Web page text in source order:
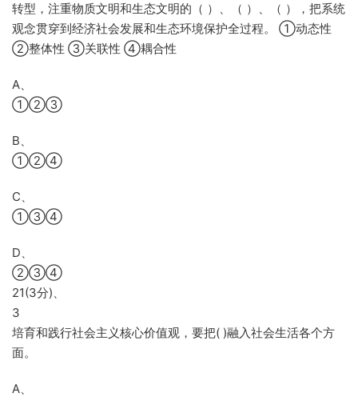
转型，注重物质文明和生态文明的（ ）、（ ）、（ ），把系统
观念贯穿到经济社会发展和生态环境保护全过程。 ①动态性
②整体性 ③关联性 ④耦合性
A、
①②③
B、
①②④
C、
①③④
D、
②③④
21(3分)、
3
培育和践行社会主义核心价值观，要把( )融入社会生活各个方
面。
A、